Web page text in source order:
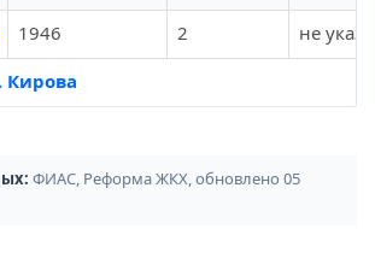
1946 2
не
Кирова
ФИАС, Реформа ЖКХ, обновлено 05